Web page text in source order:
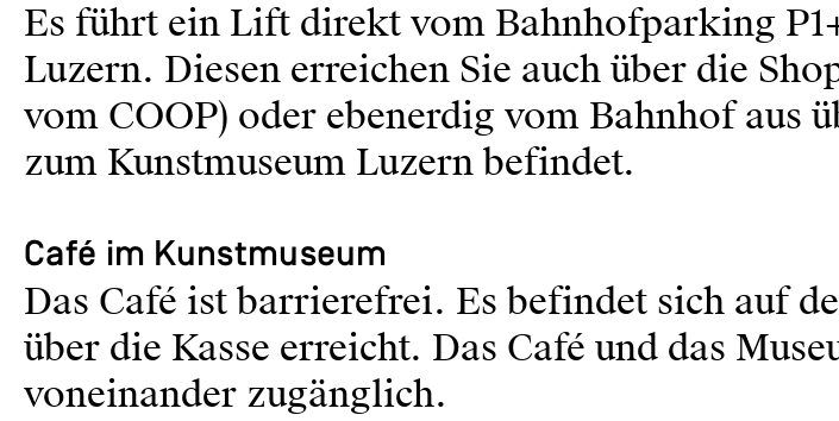
Es führt ein Lift direkt vom Bahnhofparking
Luzern. Diesen erreichen Sie auch über die
vom COOP) oder ebenerdig vom Bahnhof aus
zum Kunstmuseum Luzern befindet.
Café im Kunstmuseum
Das Café ist barrierefrei. Es befindet sich auf
über die Kasse erreicht. Das Café und das
voneinander zugänglich.